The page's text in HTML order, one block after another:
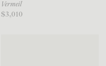
Vermeil
$3,010